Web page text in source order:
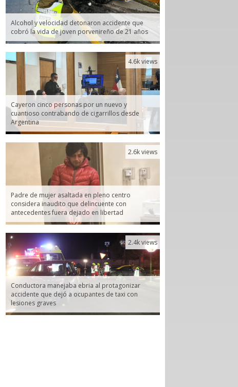
Alcohol y velocidad detonaron accidente que
cobró la vida de joven porvenireño de 21 años
Cayeron cinco personas por un nuevo y
cuantioso contrabando de cigarrillos desde
Argentina
4.6k views
Padre de mujer asaltada en pleno centro
considera inaudito que delincuente con
antecedentes fuera dejado en libertad
2.6k views
Conductora manejaba ebria al protagonizar
accidente que dejó a ocupantes de taxi con
lesiones graves
2.4k views